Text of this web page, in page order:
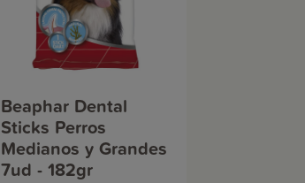
Beaphar Dental
Sticks Perros
Medianos y Grandes
7ud - 182gr